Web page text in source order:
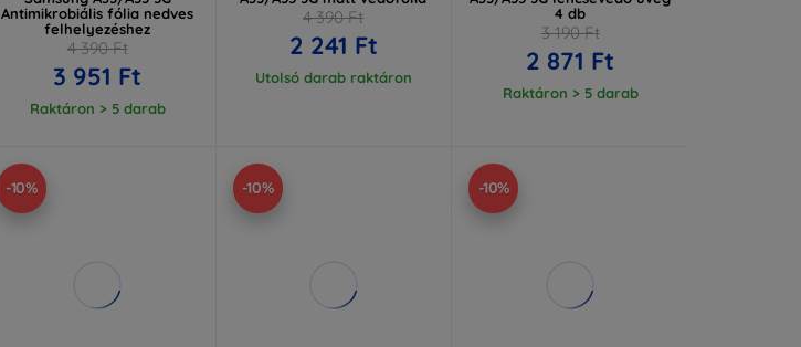
Antimikrobiális fólia nedves
felhelyezéshez
4 390 Ft
3 951 Ft
Raktáron > 5 darab
4 390 Ft
2 241 Ft
Utolsó darab raktáron
4 db
3 190 Ft
2 871 Ft
Raktáron > 5 darab
-10% -10% -10%